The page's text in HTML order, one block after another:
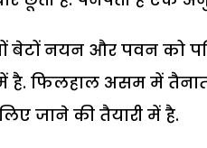
बेटों नयन और पवन को
फिलहाल असम में तैनात
जाने की तैयारी में है.